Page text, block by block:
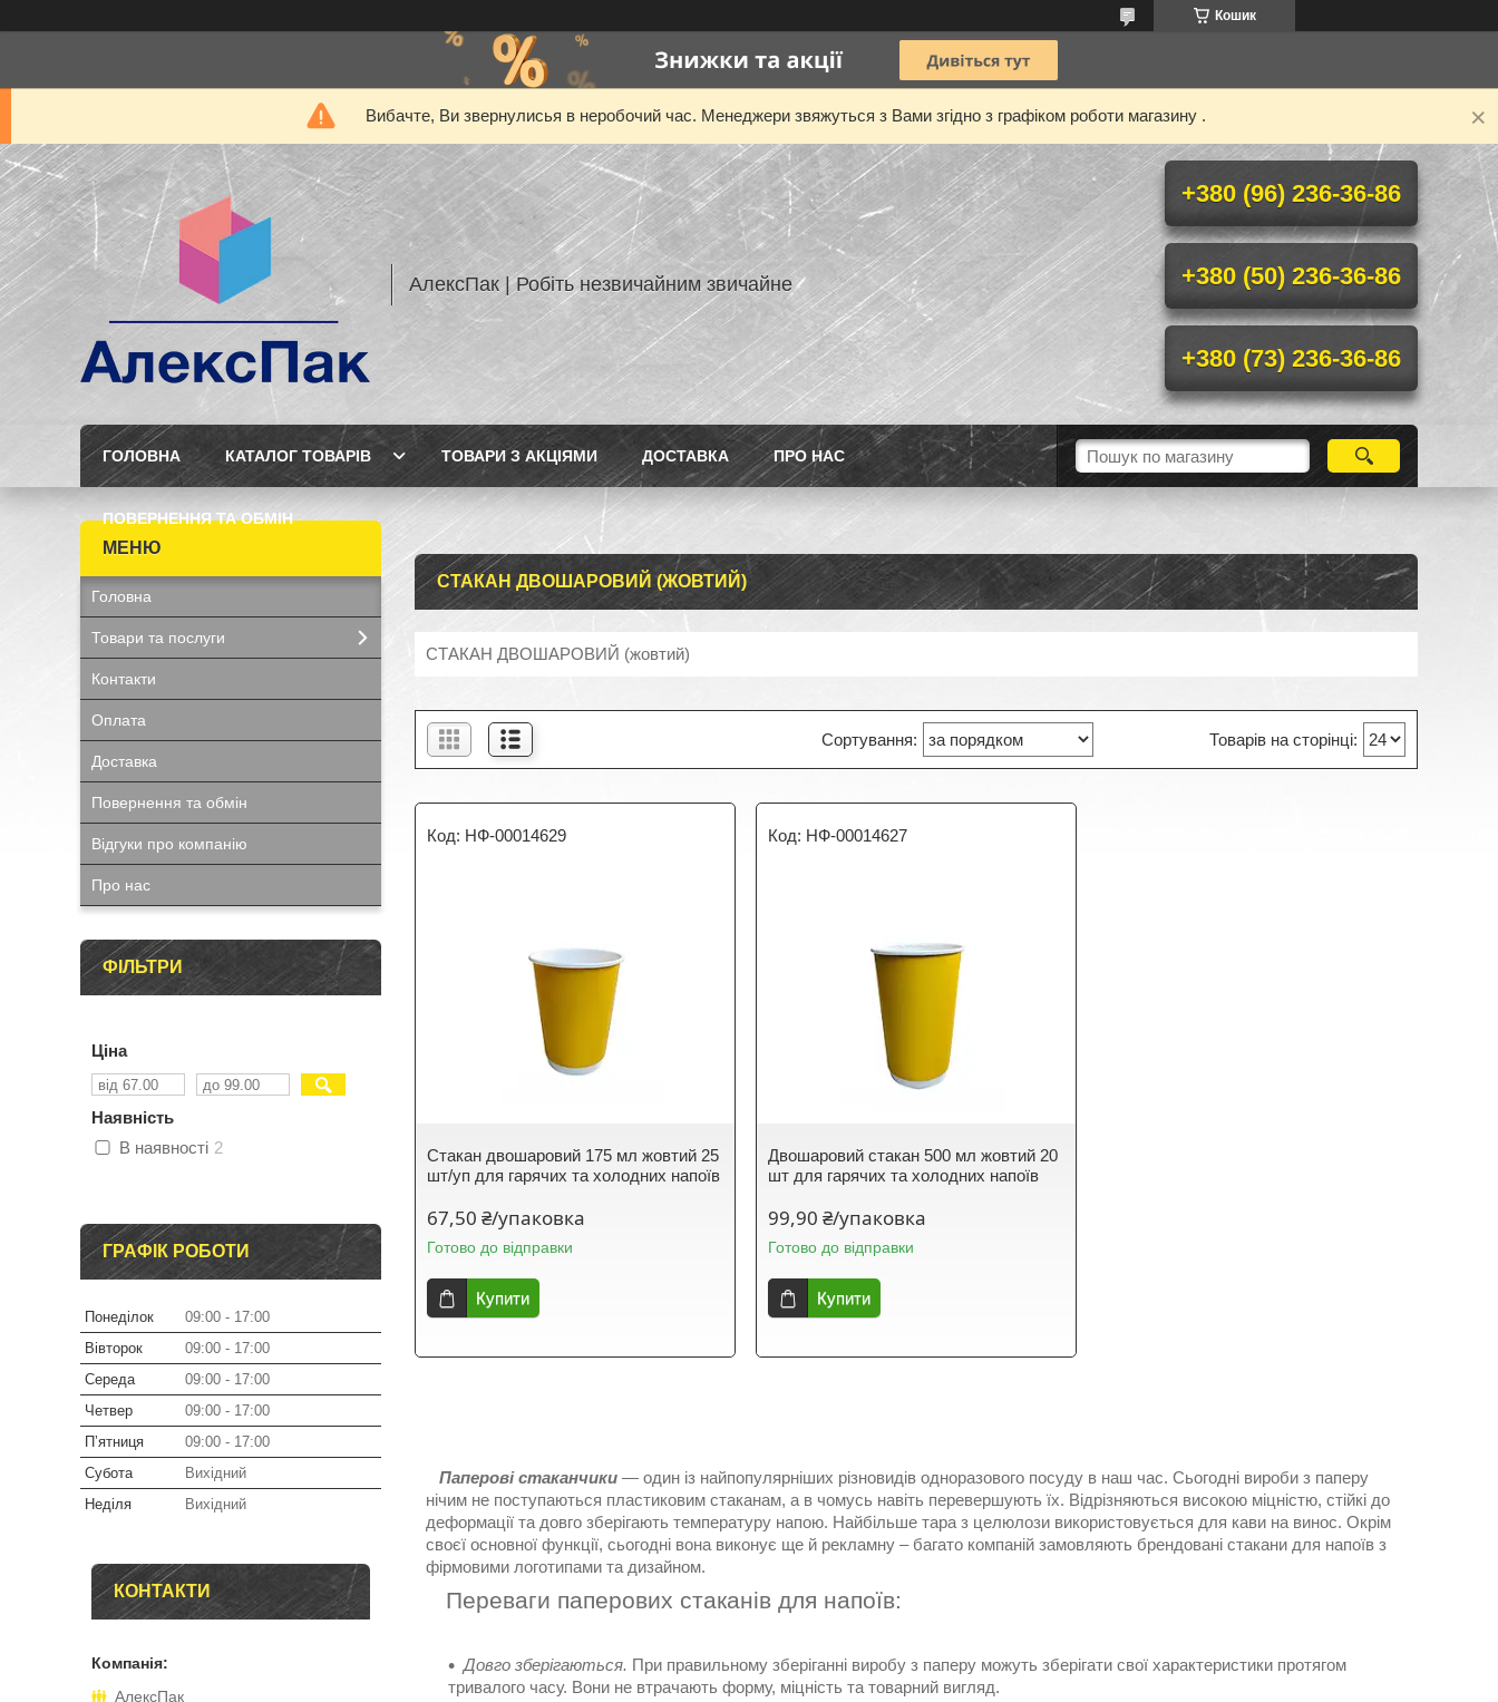
Кошик
Вибачте, Ви звернулисья в неробочий час. Менеджери звяжуться з Вами згідно з графіком роботи магазину .
АлексПак | Робіть незвичайним звичайне
+380 (96) 236-36-86
+380 (50) 236-36-86
+380 (73) 236-36-86
ГОЛОВНА КАТАЛОГ ТОВАРІВ ТОВАРИ З АКЦІЯМИ ДОСТАВКА ПРО НАС
ПОВЕРНЕННЯ ТА ОБМІН
СТАКАН ДВОШАРОВИЙ (ЖОВТИЙ)
СТАКАН ДВОШАРОВИЙ (жовтий)
НФ-00014629
Стакан двошаровий 175 мл жовтий 25
шт/уп для гарячих та холодних напоїв
67,50 ₴/упаковка
Готово до відправки
Купити
НФ-00014627
Двошаровий стакан 500 мл жовтий 20
шт для гарячих та холодних напоїв
99,90 ₴/упаковка
Готово до відправки
Купити
Паперові стаканчики — один із найпопулярніших різновидів одноразового посуду в наш час. Сьогодні вироби з паперу
нічим не поступаються пластиковим стаканам, а в чомусь навіть перевершують їх. Відрізняються високою міцністю, стійкі до
деформації та довго зберігають температуру напою. Найбільше тара з целюлози використовується для кави на винос. Окрім
своєї основної функції, сьогодні вона виконує ще й рекламну – багато компаній замовляють брендовані стакани для напоїв з
фірмовими логотипами та дизайном.
Переваги паперових стаканів для напоїв:
Довго зберігаються. При правильному зберіганні виробу з паперу можуть зберігати свої характеристики протягом
тривалого часу. Вони не втрачають форму, міцність та товарний вигляд.
Головна
Товари та послуги
Контакти
Оплата
Доставка
Повернення та обмін
Відгуки про компанію
Про нас
ФІЛЬТРИ
Ціна
Наявність
В наявності 2
ГРАФІК РОБОТИ
Понеділок 09:00
17:00
Вівторок
09:00
17:00
Середа
09:00
17:00
Четвер
09:00
17:00
Пʼятниця
09:00
17:00
Субота
Вихідний
Неділя
Вихідний
КОНТАКТИ
АлексПак